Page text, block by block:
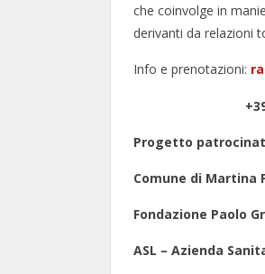
che coinvolge in
derivanti da relazioni
Info e prenotazioni:
+39
Progetto
Comune di Martina
Fondazione Paolo
ASL – Azienda